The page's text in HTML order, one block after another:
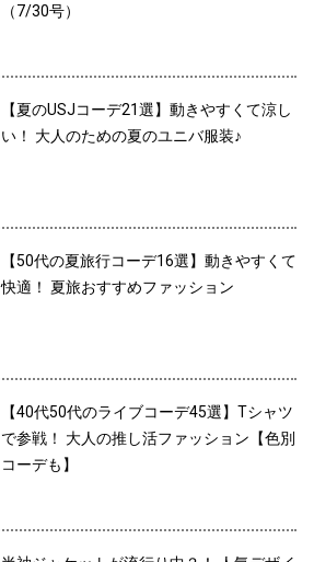
（7/30号）
【夏のUSJコーデ21選】動きやすくて涼し
い！ 大人のための夏のユニバ服装♪
【50代の夏旅行コーデ16選】動きやすくて
快適！ 夏旅おすすめファッション
【40代50代のライブコーデ45選】Tシャツ
で参戦！ 大人の推し活ファッション【色別
コーデも】